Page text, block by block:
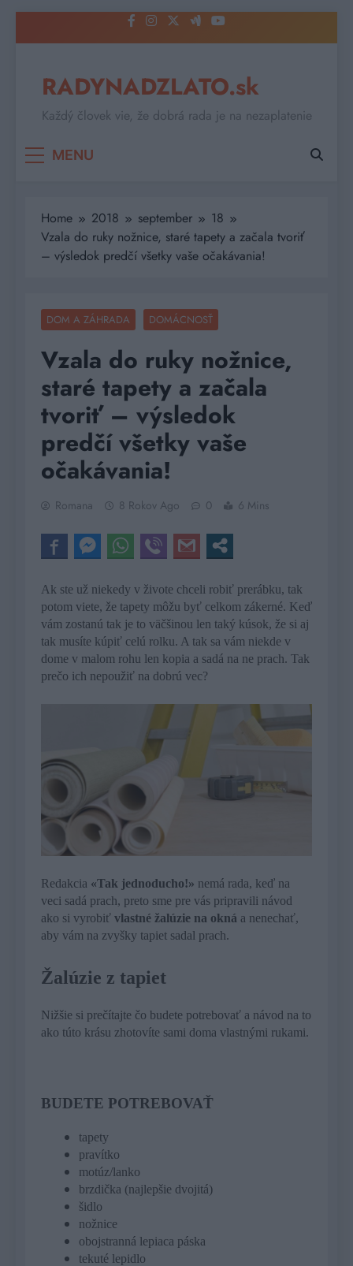
to
RADYNADZLATO.sk
Každý človek vie, že dobrá rada je na nezaplatenie
MENU
Home 2018 september
18
Vzala do ruky nožnice, staré tapety a začala tvoriť
– výsledok predčí všetky vaše očakávania!
DOM A ZÁHRADA DOMÁCNOSŤ
Vzala do ruky nožnice,
staré tapety a začala
tvoriť – výsledok
predčí všetky vaše
očakávania!
Romana 8 Rokov Ago 0 6 Mins
Ak ste už niekedy v živote chceli robiť prerábku, tak
potom viete, že tapety môžu byť celkom zákerné. Keď
vám zostanú tak je to väčšinou len taký kúsok, že si aj
tak musíte kúpiť celú rolku. A tak sa vám niekde v
dome v malom rohu len kopia a sadá na ne prach. Tak
prečo ich nepoužiť na dobrú vec?
Redakcia «Tak jednoducho!» nemá rada, keď na
veci sadá prach, preto sme pre vás pripravili návod
ako si vyrobiť vlastné žalúzie na okná a nenechať,
aby vám na zvyšky tapiet sadal prach.
Žalúzie z tapiet
Nižšie si prečítajte čo budete potrebovať a návod na to
ako túto krásu zhotovíte sami doma vlastnými rukami.
BUDETE POTREBOVAŤ
tapety
pravítko
motúz/lanko
brzdička (najlepšie dvojitá)
šidlo
nožnice
obojstranná lepiaca páska
tekuté lepidlo